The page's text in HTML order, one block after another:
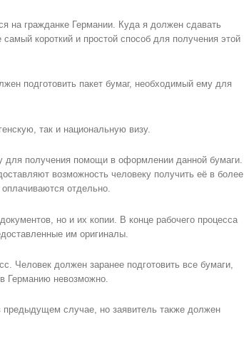
на гражданке Германии. Куда я должен сдавать
короткий и простой способ для получения этой
подготовить пакет бумаг, необходимый ему для
так и национальную визу.
для получения помощи в оформлении данной бумаги.
возможность человеку получить её в более
оплачиваются отдельно.
но и их копии. В конце рабочего процесса
им оригиналы.
Человек должен заранее подготовить все бумаги,
Германию невозможно.
случае, но заявитель также должен